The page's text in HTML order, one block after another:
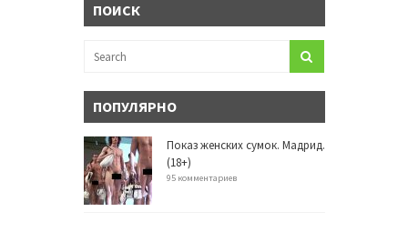
ПОИСК
ПОПУЛЯРНО
Показ женских сумок. Мадрид.
(18+)
95 комментариев